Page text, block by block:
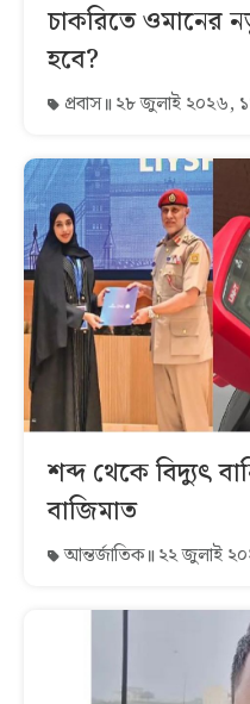
চাকরিতে ওমানের
হবে?
প্রবাস ২৮ জুলাই ২০২৬,
শব্দ থেকে বিদ্যুৎ
বাজিমাত
আন্তর্জাতিক ২২ জুলাই